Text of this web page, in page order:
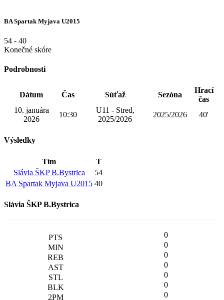
BA Spartak Myjava U2015
54 - 40
Konečné skóre
Podrobnosti
Dátum Čas Súťaž Sezóna
Hrací
čas
10. januára
2026
10:30
U11 - Stred,
2025/2026
2025/2026 40'
Výsledky
Tím
T
Slávia ŠKP B.Bystrica
54
BA Spartak Myjava U2015 40
Slávia ŠKP B.Bystrica
0
0
0
0
0
0
0